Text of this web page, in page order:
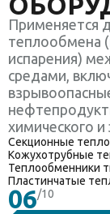
Применяется
теплообмена
испарения)
средами,
химического и
Секционные
Кожухотрубные
Теплообменники
Пластинчатые
06/10